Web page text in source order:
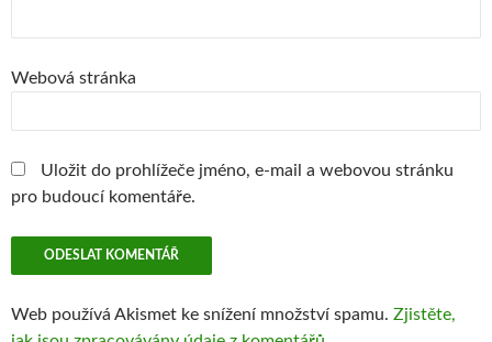
Webová stránka
Uložit do prohlížeče jméno, e-mail a webovou stránku
pro budoucí komentáře.
Web používá Akismet ke snížení množství spamu. Zjistěte,